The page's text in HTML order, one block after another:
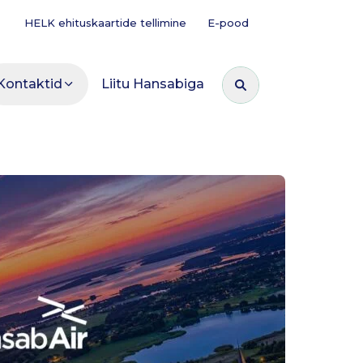
HELK ehituskaartide tellimine E-pood
Liitu Hansabiga
Otsi: